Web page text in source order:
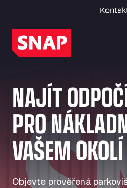
NAJÍT
PRO
VAŠEM OKOLÍ
Objevte prověřená